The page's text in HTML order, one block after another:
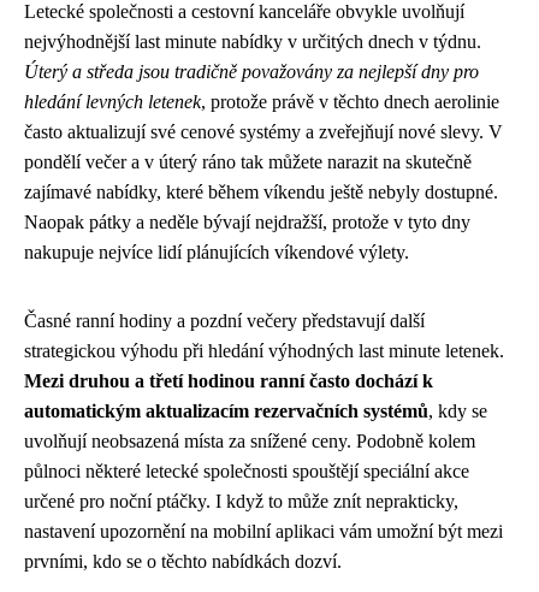
Letecké společnosti a cestovní kanceláře obvykle uvolňují
nejvýhodnější last minute nabídky v určitých dnech v týdnu.
Úterý a středa jsou tradičně považovány za nejlepší dny pro
hledání levných letenek, protože právě v těchto dnech aerolinie
často aktualizují své cenové systémy a zveřejňují nové slevy. V
pondělí večer a v úterý ráno tak můžete narazit na skutečně
zajímavé nabídky, které během víkendu ještě nebyly dostupné.
Naopak pátky a neděle bývají nejdražší, protože v tyto dny
nakupuje nejvíce lidí plánujících víkendové výlety.
Časné ranní hodiny a pozdní večery představují další
strategickou výhodu při hledání výhodných last minute letenek.
Mezi druhou a třetí hodinou ranní často dochází k
automatickým aktualizacím rezervačních systémů, kdy se
uvolňují neobsazená místa za snížené ceny. Podobně kolem
půlnoci některé letecké společnosti spouštějí speciální akce
určené pro noční ptáčky. I když to může znít neprakticky,
nastavení upozornění na mobilní aplikaci vám umožní být mezi
prvními, kdo se o těchto nabídkách dozví.